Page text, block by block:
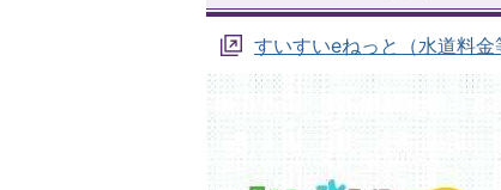
すいすいeねっと（水道料